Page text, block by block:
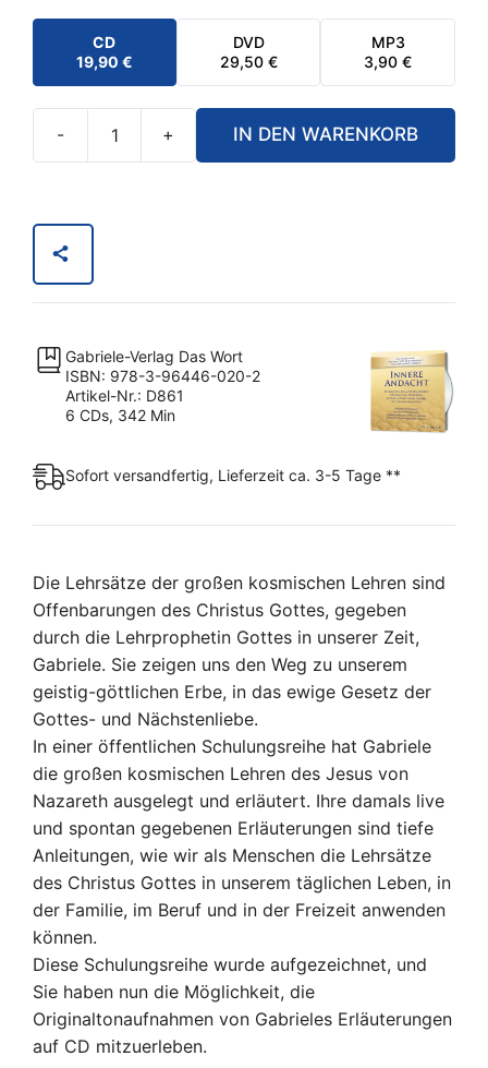
CD
19,90 €
DVD
29,50 €
MP3
3,90€
-
Hörbuch
+ IN DEN WARENKORB
Gabriele-Verlag Das Wort
ISBN: 978-3-96446-020-2
Artikel-Nr.: D861
6 CDs, 342 Min
Sofort versandfertig, Lieferzeit ca. 3-5 Tage **
Die Lehrsätze der großen kosmischen Lehren sind
Offenbarungen des Christus Gottes, gegeben
durch die Lehrprophetin Gottes in unserer Zeit,
Gabriele. Sie zeigen uns den Weg zu unserem
geistig-göttlichen Erbe, in das ewige Gesetz der
Gottes- und Nächstenliebe.
In einer öffentlichen Schulungsreihe hat Gabriele
die großen kosmischen Lehren des Jesus von
Nazareth ausgelegt und erläutert. Ihre damals live
und spontan gegebenen Erläuterungen sind tiefe
Anleitungen, wie wir als Menschen die Lehrsätze
des Christus Gottes in unserem täglichen Leben, in
der Familie, im Beruf und in der Freizeit anwenden
können.
Diese Schulungsreihe wurde aufgezeichnet, und
Sie haben nun die Möglichkeit, die
Originaltonaufnahmen von Gabrieles Erläuterungen
auf CD mitzuerleben.